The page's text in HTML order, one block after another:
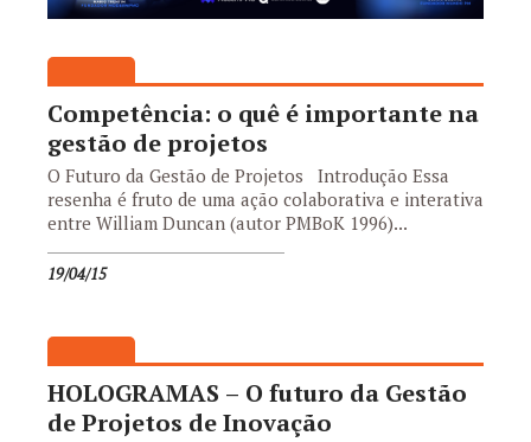
Competência: o quê é importante na
gestão de projetos
O Futuro da Gestão de Projetos Introdução Essa
resenha é fruto de uma ação colaborativa e interativa
entre William Duncan (autor PMBoK 1996)...
19/04/15
HOLOGRAMAS – O futuro da Gestão
de Projetos de Inovação